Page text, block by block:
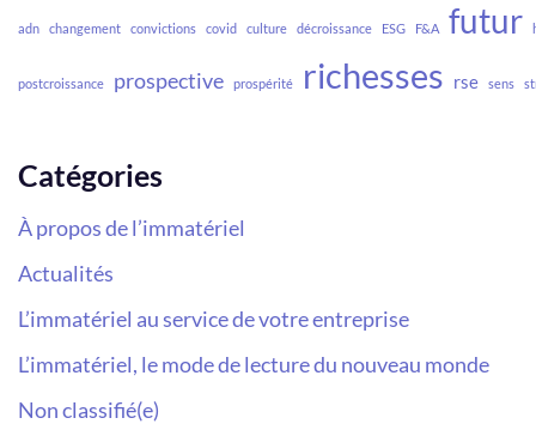
adn changement convictions covid culture décroissance ESG F&A futur
postcroissance prospective prospérité richesses rse sens
Catégories
À propos de l’immatériel
Actualités
L’immatériel au service de votre entreprise
L’immatériel, le mode de lecture du nouveau monde
Non classifié(e)